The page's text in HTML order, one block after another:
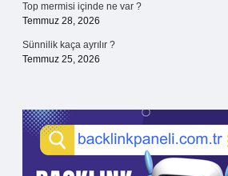
Top mermisi içinde ne var ?
Temmuz 28, 2026
Sünnilik kaça ayrılır ?
Temmuz 25, 2026